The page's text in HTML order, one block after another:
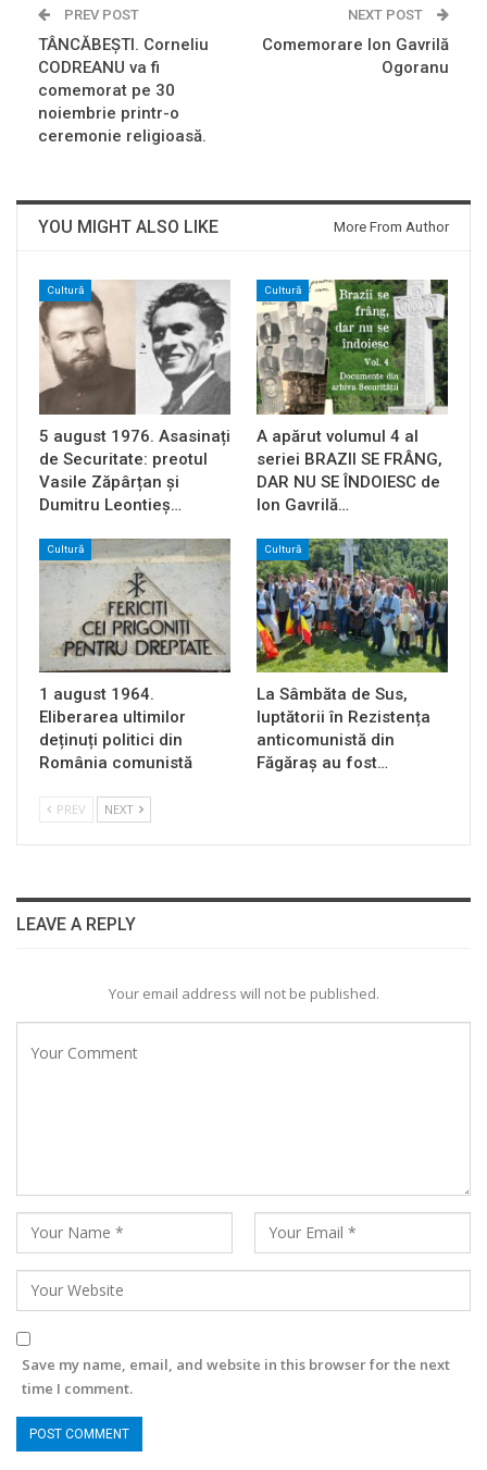
PREV POST
TÂNCĂBEȘTI. Corneliu
CODREANU va fi
comemorat pe 30
noiembrie printr-o
ceremonie religioasă.
NEXT POST
Comemorare Ion Gavrilă
Ogoranu
YOU MIGHT ALSO LIKE More From Author
Cultură
5 august 1976. Asasinați
de Securitate: preotul
Vasile Zăpârțan și
Dumitru Leontieș…
Cultură
A apărut volumul 4 al
seriei BRAZII SE FRÂNG,
DAR NU SE ÎNDOIESC de
Ion Gavrilă…
Cultură
1 august 1964.
Eliberarea ultimilor
deținuți politici din
România comunistă
Cultură
La Sâmbăta de Sus,
luptătorii în Rezistența
anticomunistă din
Făgăraș au fost…
PREV NEXT
LEAVE A REPLY
Your email address will not be published.
Save my name, email, and website in this browser for the next
time I comment.